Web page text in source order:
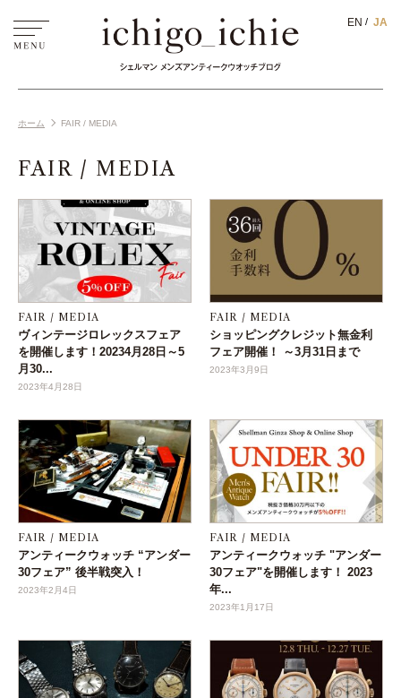
ホーム FAIR / MEDIA
FAIR / MEDIA
FAIR / MEDIA
ヴィンテージロレックスフェア
を開催します！20234月28日～5
月30...
2023年4月28日
FAIR / MEDIA
ショッピングクレジット無金利
フェア開催！ ～3月31日まで
2023年3月9日
FAIR / MEDIA
アンティークウォッチ “アンダー
30フェア” 後半戦突入！
2023年2月4日
FAIR / MEDIA
アンティークウォッチ "アンダー
30フェア"を開催します！ 2023
年...
2023年1月17日
EN JA